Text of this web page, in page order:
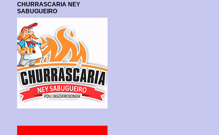
CHURRASCARIA NEY
SABUGUEIRO